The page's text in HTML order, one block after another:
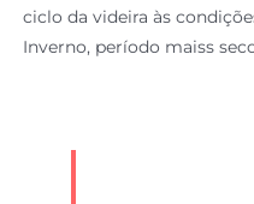
ciclo da videira às
Inverno, período maiss